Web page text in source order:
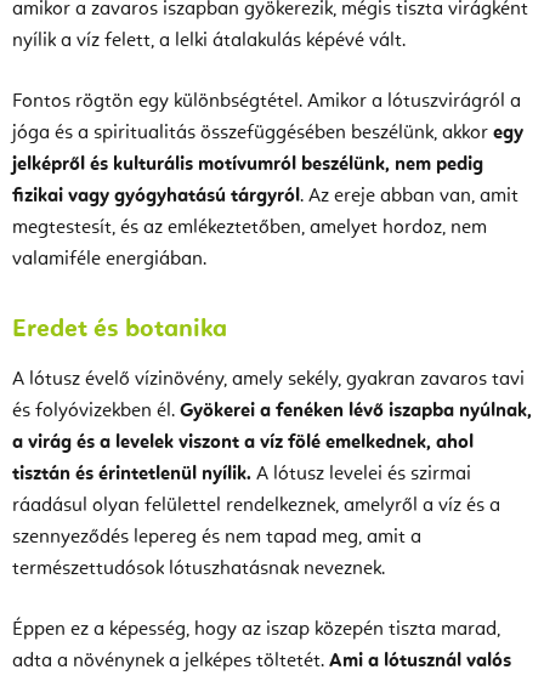
amikor a zavaros iszapban gyökerezik, mégis tiszta virágként
nyílik a víz felett, a lelki átalakulás képévé vált.
Fontos rögtön egy különbségtétel. Amikor a lótuszvirágról a
jóga és a spiritualitás összefüggésében beszélünk, akkor egy
jelképről és kulturális motívumról beszélünk, nem pedig
fizikai vagy gyógyhatású tárgyról. Az ereje abban van, amit
megtestesít, és az emlékeztetőben, amelyet hordoz, nem
valamiféle energiában.
Eredet és botanika
A lótusz évelő vízinövény, amely sekély, gyakran zavaros tavi
és folyóvizekben él. Gyökerei a fenéken lévő iszapba nyúlnak,
a virág és a levelek viszont a víz fölé emelkednek, ahol
tisztán és érintetlenül nyílik. A lótusz levelei és szirmai
ráadásul olyan felülettel rendelkeznek, amelyről a víz és a
szennyeződés lepereg és nem tapad meg, amit a
természettudósok lótuszhatásnak neveznek.
Éppen ez a képesség, hogy az iszap közepén tiszta marad,
adta a növénynek a jelképes töltetét. Ami a lótusznál valós